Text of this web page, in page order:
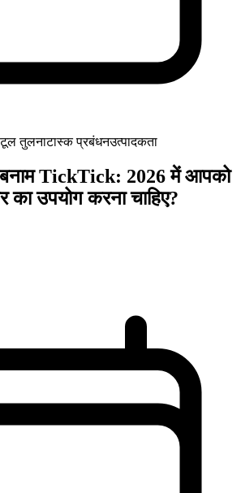
टूल तुलनाटास्क प्रबंधनउत्पादकता
TickTick: 2026 में आपको
उपयोग करना चाहिए?